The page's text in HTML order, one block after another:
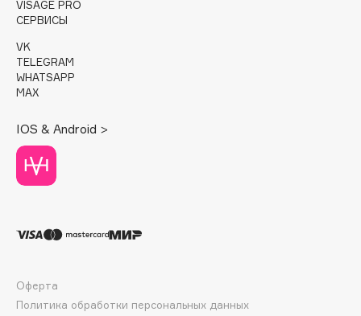
DABO
DARLING*
Darphin
Deonica
Dessange
Dior
Dolce & Gabbana
DP Daily Perfection
VISAGE PRO
СЕРВИСЫ
VK
TELEGRAM
WHATSAPP
MAX
IOS & Android >
Оферта
Политика обработки персональных данных